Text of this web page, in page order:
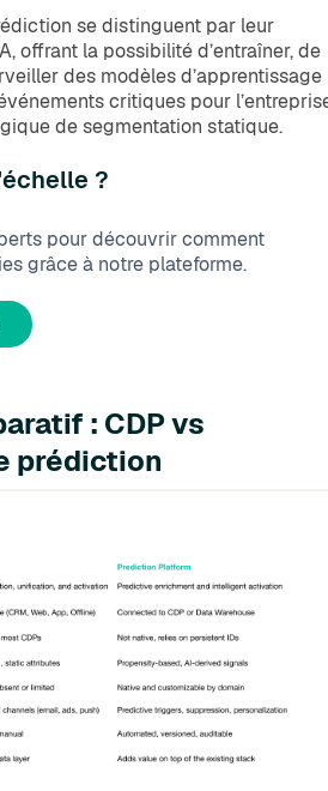
se distinguent par leur
offrant la possibilité d’entraîner, de
des modèles d’apprentissage
critiques pour
de segmentation statique.
?
pour découvrir comment
grâce à notre plateforme.
: CDP vs
prédiction